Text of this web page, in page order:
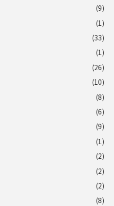
(9)
(1)
(33)
(1)
(26)
(10)
(8)
(6)
(9)
(1)
(2)
(2)
(2)
(8)